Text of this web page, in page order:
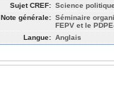
Sujet CREF: Science
Note générale: Séminaire
FEPV et le
Langue: Anglais